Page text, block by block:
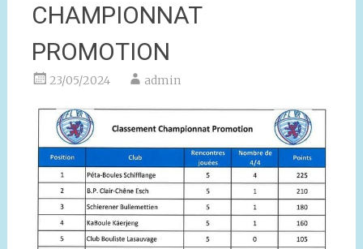
CHAMPIONNAT
PROMOTION
23/05/2024 admin